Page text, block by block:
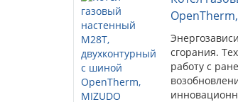
открытый
сгорания.
работу с